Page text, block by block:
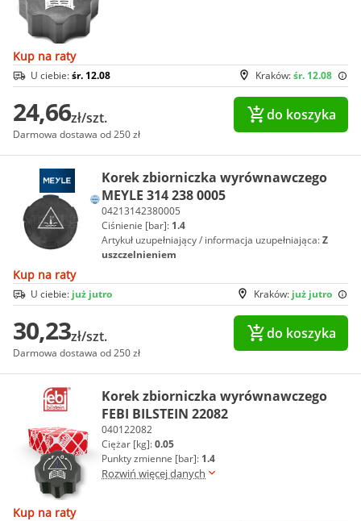
Kup na raty
Kraków:śr. 12.08
U ciebie:śr. 12.08
24,66zł/szt.
Darmowa dostawa od 250 zł
do koszyka
Korek zbiorniczka wyrównawczego
MEYLE 314 238 0005
04213142380005
Ciśnienie [bar]: 1.4
Artykuł uzupełniający / informacja uzupełniająca:Z
uszczelnieniem
Kup na raty
Kraków: już jutro
U ciebie: już jutro
30,23zł/szt.
Darmowa dostawa od 250 zł
do koszyka
Korek zbiorniczka wyrównawczego
FEBI BILSTEIN 22082
040122082
Ciężar [kg]:0.05
Punkty zmienne [bar]: 1.4
Rozwiń więcej danych
Kup na raty